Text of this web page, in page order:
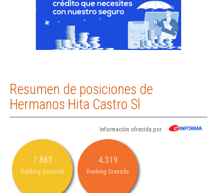
Resumen de posiciones de
Hermanos Hita Castro Sl
Información ofrecida por
7.883
Ranking Sectorial
4.319
Ranking Granada